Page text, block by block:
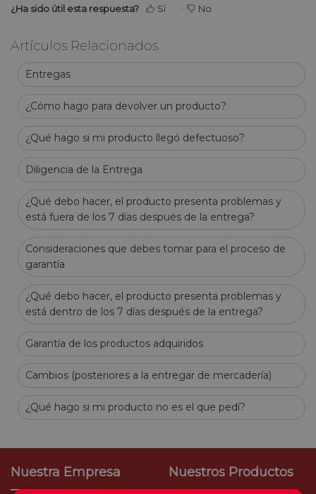
¿Ha sido útil esta respuesta? Sí No
Artículos Relacionados
Entregas
¿Cómo hago para devolver un producto?
¿Qué hago si mi producto llegó defectuoso?
Diligencia de la Entrega
¿Qué debo hacer, el producto presenta problemas y
está fuera de los 7 días después de la entrega?
Consideraciones que debes tomar para el proceso de
garantía
¿Qué debo hacer, el producto presenta problemas y
está dentro de los 7 días después de la entrega?
Garantía de los productos adquiridos
Cambios (posteriores a la entregar de mercadería)
¿Qué hago si mi producto no es el que pedí?
Nuestra Empresa Nuestros Productos